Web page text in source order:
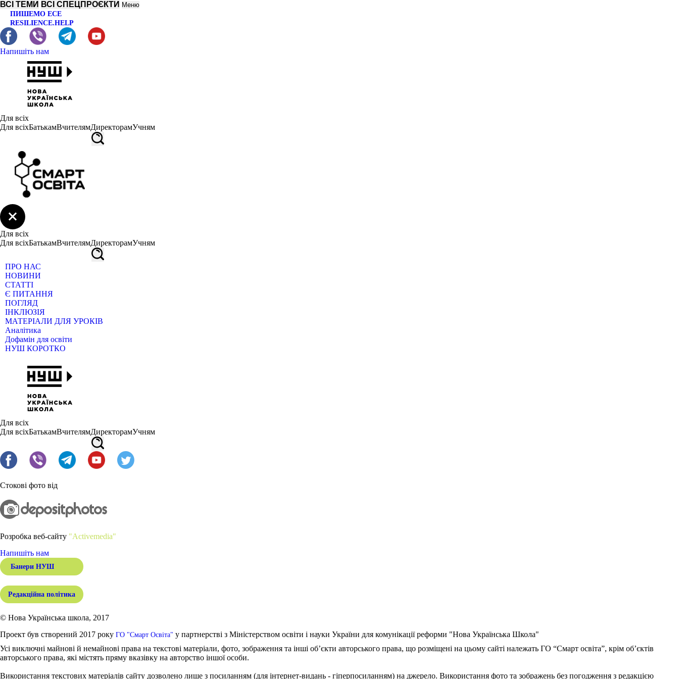
ВСІ ТЕМИ ВСІ СПЕЦПРОЄКТИ Меню
ПИШЕМО ЕСЕ
RESILIENCE.HELP
Напишіть нам
Для всіх
Для всіхБатькамВчителямДиректорамУчням
Для всіх
Для всіхБатькамВчителямДиректорамУчням
ПРО НАС
НОВИНИ
СТАТТІ
Є ПИТАННЯ
ПОГЛЯД
ІНКЛЮЗІЯ
МАТЕРІАЛИ ДЛЯ УРОКІВ
Аналітика
Дофамін для освіти
НУШ КОРОТКО
Для всіх
Для всіхБатькамВчителямДиректорамУчням
Стокові фото від
Розробка веб-сайту "Activemedia"
Напишіть нам
Банери НУШ
Редакційна політика
© Нова Українська школа, 2017
Проект був створений 2017 року ГО "Смарт Освіта" у партнерстві з Міністерством освіти і науки України для комунікації реформи "Нова Українська Школа"
Усі виключні майнові й немайнові права на текстові матеріали, фото, зображення та інші об’єкти авторського права, що розміщені на цьому сайті належать ГО “Смарт освіта”, крім об’єктів
авторського права, які містять пряму вказівку на авторство іншої особи.
Використання текстових матеріалів сайту дозволено лише з посиланням (для інтернет-видань - гіперпосиланням) на джерело. Використання фото та зображень без погодження з редакцією